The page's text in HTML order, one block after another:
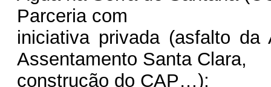
Parceria com
iniciativa privada (asfalto da
Assentamento Santa Clara,
construção do CAP…);